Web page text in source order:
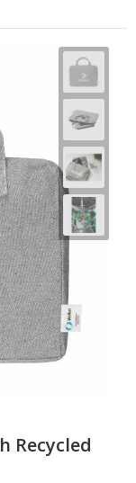
Recycled